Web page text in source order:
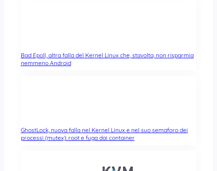
Bad Epoll, altra falla del Kernel Linux che, stavolta, non risparmia
nemmeno Android
GhostLock, nuova falla nel Kernel Linux e nel suo semaforo dei
processi (mutex): root e fuga dai container